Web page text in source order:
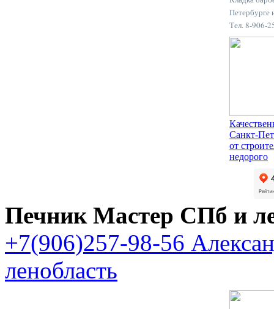
Петербурге
Тел. 8-906-
Санкт-
от
недорого
Печник Мастер СПб и
+7(906)257-98-56
ленобласть